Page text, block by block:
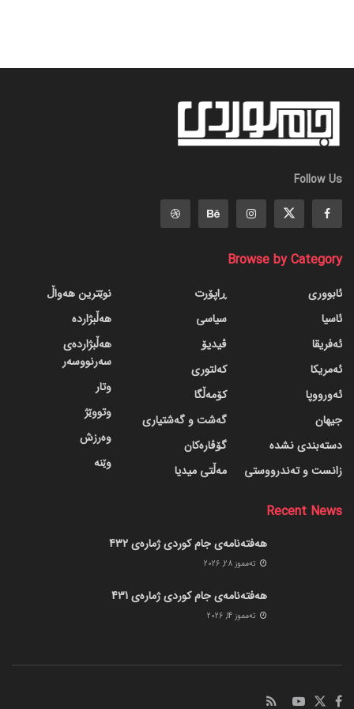
Follow Us
Browse by Category
ئابووری
ئاسیا
ئەفریقا
ئەمریکا
ئەورووپا
جیهان
دسته‌بندی نشده
زانست و تەندرووستی
ڕاپۆرت
سیاسی
ڤیدیۆ
کەلتوری
کۆمەڵگا
گه‌شت و گه‌شتیاری
گۆڤاره‌کان
مەڵتی میدیا
نوێترین هەواڵ
هەڵبژاردە
هەڵبژاردەی
سەرنووسەر
وتار
وتووێژ
وەرزش
وێنە
Recent News
هەفتەنامەی جام کوردی ژمارەی 432
ته‌مموز 28, 2026
هەفتەنامەی جام کوردی ژمارەی 431
ته‌مموز 14, 2026